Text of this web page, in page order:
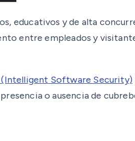
educativos y de alta
entre empleados y
(Intelligent Software Security)
o ausencia de